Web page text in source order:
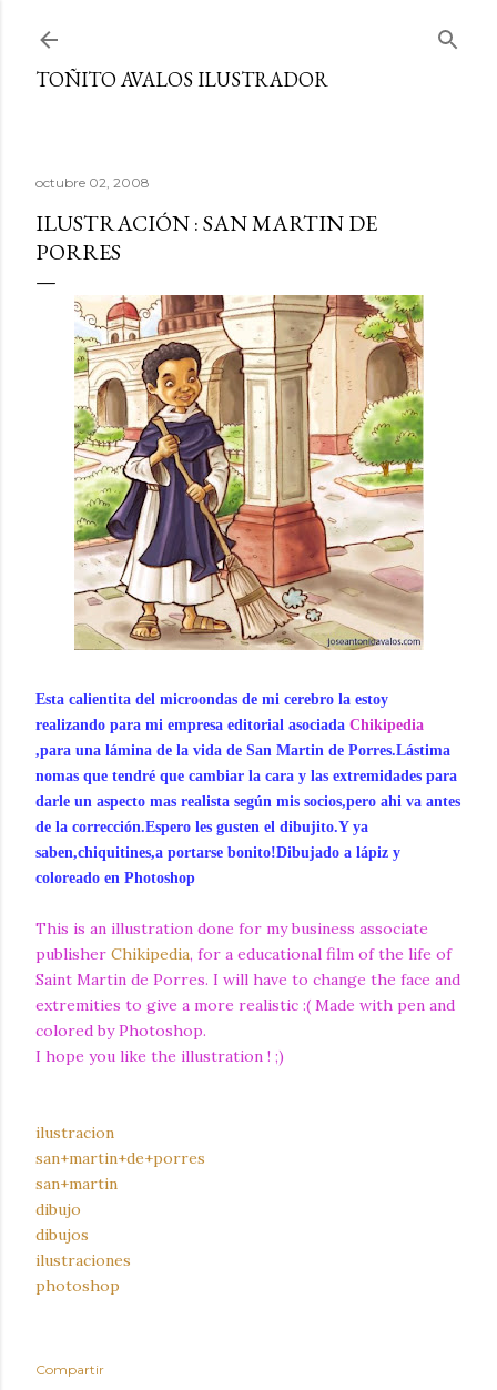
TOÑITO AVALOS ILUSTRADOR
octubre 02, 2008
ILUSTRACIÓN : SAN MARTIN DE
PORRES
Esta calientita del microondas de mi cerebro la estoy
realizando para mi empresa editorial asociada Chikipedia
,para una lámina de la vida de San Martin de Porres.Lástima
nomas que tendré que cambiar la cara y las extremidades para
darle un aspecto mas realista según mis socios,pero ahi va antes
de la corrección.Espero les gusten el dibujito.Y ya
saben,chiquitines,a portarse bonito!Dibujado a lápiz y
coloreado en Photoshop
This is an illustration done for my business associate
publisher Chikipedia, for a educational film of the life of
Saint Martin de Porres. I will have to change the face and
extremities to give a more realistic :( Made with pen and
colored by Photoshop.
I hope you like the illustration ! ;)
ilustracion
san+martin+de+porres
san+martin
dibujo
dibujos
ilustraciones
photoshop
Compartir